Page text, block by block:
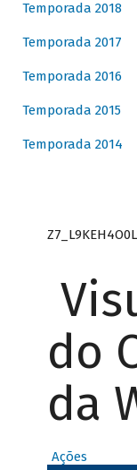
Temporada 2018
Temporada 2017
Temporada 2016
Temporada 2015
Temporada 2014
do
da
Ações